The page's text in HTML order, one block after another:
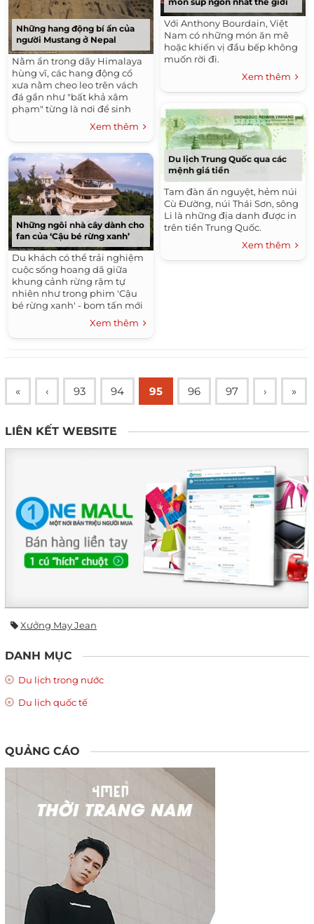
Những hang động bí ẩn của
người Mustang ở Nepal
Nằm ẩn trong dãy Himalaya
hùng vĩ, các hang động cổ
xưa nằm cheo leo trên vách
đá gần như "bất khả xâm
phạm" từng là nơi để sinh
sống và chôn cất của người
Xem thêm
Những ngôi nhà cây dành cho
fan của ‘Cậu bé rừng xanh’
Du khách có thể trải nghiệm
cuộc sống hoang dã giữa
khung cảnh rừng rậm tự
nhiên như trong phim 'Cậu
bé rừng xanh' - bom tấn mới
của Walt Disney, khi đến với
nhà cây Watamu, Keemala
hay Tea house Testu.
Xem thêm
Với Anthony Bourdain, Việt
Nam có những món ăn mê
hoặc khiến vị đầu bếp không
muốn rời đi.
Xem thêm
Du lịch Trung Quốc qua các
mệnh giá tiền
Tam đàn ấn nguyệt, hẻm núi
Cù Đường, núi Thái Sơn, sông
Li là những địa danh được in
trên tiền Trung Quốc.
Xem thêm
« ‹ 93 94 95 96 97 › »
LIÊN KẾT WEBSITE
Xưởng May Jean
DANH MỤC
Du lịch trong nước
Du lịch quốc tế
QUẢNG CÁO